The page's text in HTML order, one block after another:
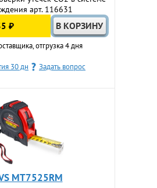
арт. 116631
₽
отгрузка 4 дня
30 дн Задать вопрос
MT7525RM